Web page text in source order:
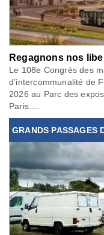
Regagnons nos
Le 108e Congrès des
d’intercommunalité de
2026 au Parc des
Paris....
GRANDS PASSAGES